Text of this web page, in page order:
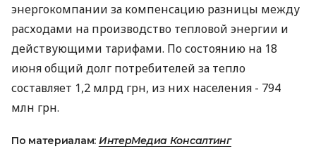
энергокомпании за компенсацию разницы между
расходами на производство тепловой энергии и
действующими тарифами. По состоянию на 18
июня общий долг потребителей за тепло
составляет 1,2 млрд грн, из них населения - 794
млн грн.
По материалам: ИнтерМедиа Консалтинг